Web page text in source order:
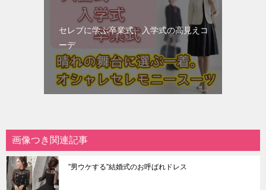
セレブに学ぶ卒業式、入学式の高見えコ
ーデ
画像つき関連記事
”男ウケする”結婚式のお呼ばれドレス